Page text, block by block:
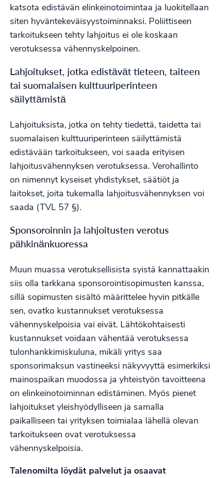
katsota edistävän elinkeinotoimintaa ja luokitellaan
siten hyväntekeväisyystoiminnaksi. Poliittiseen
tarkoitukseen tehty lahjoitus ei ole koskaan
verotuksessa vähennyskelpoinen.
Lahjoitukset, jotka edistävät tieteen, taiteen
tai suomalaisen kulttuuriperinteen
säilyttämistä
Lahjoituksista, jotka on tehty tiedettä, taidetta tai
suomalaisen kulttuuriperinteen säilyttämistä
edistävään tarkoitukseen, voi saada erityisen
lahjoitusvähennyksen verotuksessa. Verohallinto
on nimennyt kyseiset yhdistykset, säätiöt ja
laitokset, joita tukemalla lahjoitusvähennyksen voi
saada (TVL 57 §).
Sponsoroinnin ja lahjoitusten verotus
pähkinänkuoressa
Muun muassa verotuksellisista syistä kannattaakin
siis olla tarkkana sponsorointisopimusten kanssa,
sillä sopimusten sisältö määrittelee hyvin pitkälle
sen, ovatko kustannukset verotuksessa
vähennyskelpoisia vai eivät. Lähtökohtaisesti
kustannukset voidaan vähentää verotuksessa
tulonhankkimiskuluna, mikäli yritys saa
sponsorimaksun vastineeksi näkyvyyttä esimerkiksi
mainospaikan muodossa ja yhteistyön tavoitteena
on elinkeinotoiminnan edistäminen. Myös pienet
lahjoitukset yleishyödylliseen ja samalla
paikalliseen tai yrityksen toimialaa lähellä olevan
tarkoitukseen ovat verotuksessa
vähennyskelpoisia.
Talenomilta löydät palvelut ja osaavat